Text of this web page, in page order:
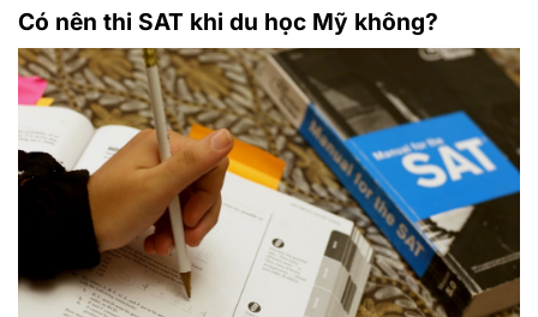
Có nên thi SAT khi du học Mỹ không?